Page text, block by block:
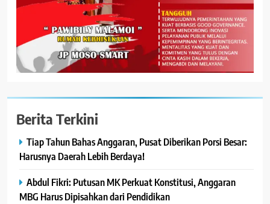
Berita Terkini
Tiap Tahun Bahas Anggaran, Pusat Diberikan Porsi Besar:
Harusnya Daerah Lebih Berdaya!
Abdul Fikri: Putusan MK Perkuat Konstitusi, Anggaran
MBG Harus Dipisahkan dari Pendidikan